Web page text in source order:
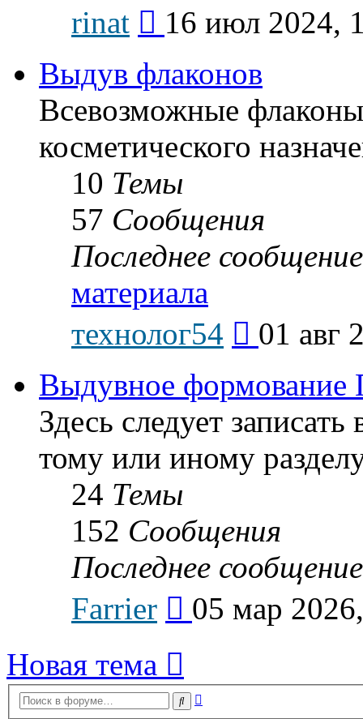
rinat
последнему
16 июл 2024,
Выдув флаконов
Всевозможные
косметического
10 Темы
57 Сообщения
Последнее сообщение
материала
технолог54
последнему
01 авг
Выдувное формование
Здесь следует
тому или иному
24 Темы
152 Сообщения
Последнее сообщение
Farrier
последнему
05 мар
Новая тема
Поиск